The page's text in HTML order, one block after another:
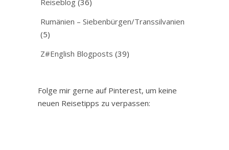
Rumänien – Siebenbürgen/Transsilvanien
(5)
Z#English Blogposts (39)
Folge mir gerne auf Pinterest, um keine
neuen Reisetipps zu verpassen: